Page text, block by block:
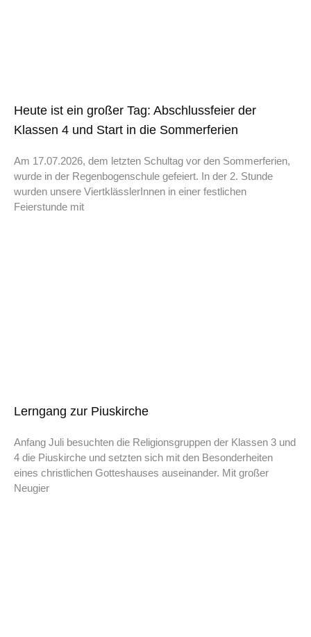
Heute ist ein großer Tag: Abschlussfeier der
Klassen 4 und Start in die Sommerferien
Am 17.07.2026, dem letzten Schultag vor den Sommerferien,
wurde in der Regenbogenschule gefeiert. In der 2. Stunde
wurden unsere ViertklässlerInnen in einer festlichen
Feierstunde mit
Lerngang zur Piuskirche
Anfang Juli besuchten die Religionsgruppen der Klassen 3 und
4 die Piuskirche und setzten sich mit den Besonderheiten
eines christlichen Gotteshauses auseinander. Mit großer
Neugier